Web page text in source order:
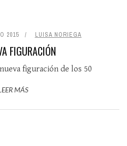
2015 LUISA NORIEGA
FIGURACIÓN
figuración de los 50
MÁS